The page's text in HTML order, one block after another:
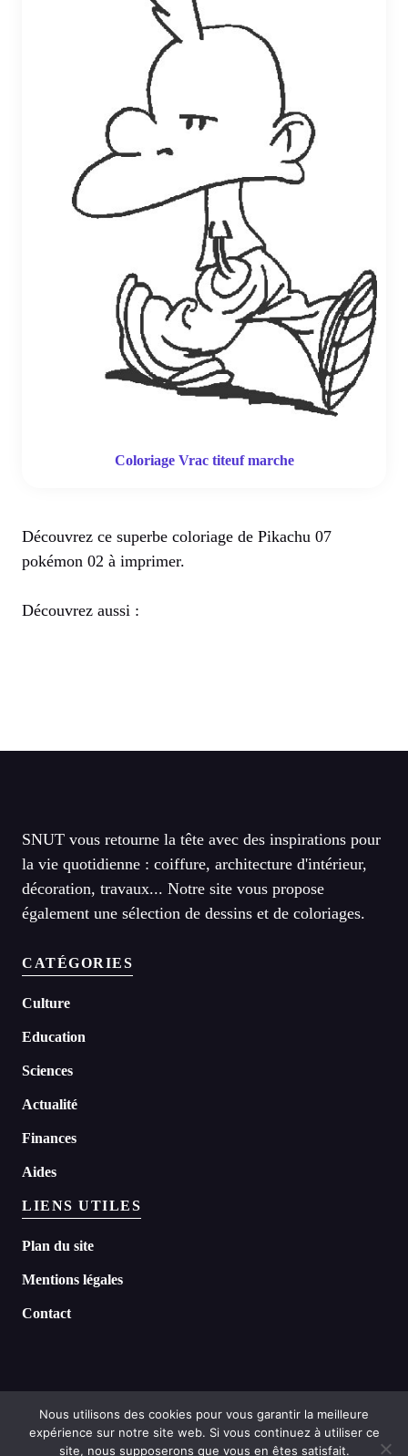
Coloriage Vrac titeuf marche
Découvrez ce superbe coloriage de Pikachu 07
pokémon 02 à imprimer.
Découvrez aussi :
SNUT vous retourne la tête avec des inspirations pour
la vie quotidienne : coiffure, architecture d'intérieur,
décoration, travaux... Notre site vous propose
également une sélection de dessins et de coloriages.
CATÉGORIES
Culture
Education
Sciences
Actualité
Finances
Aides
LIENS UTILES
Plan du site
Mentions légales
Contact
©2026 Headline tous droits réservés
Nous utilisons des cookies pour vous garantir la meilleure
expérience sur notre site web. Si vous continuez à utiliser ce
site, nous supposerons que vous en êtes satisfait.